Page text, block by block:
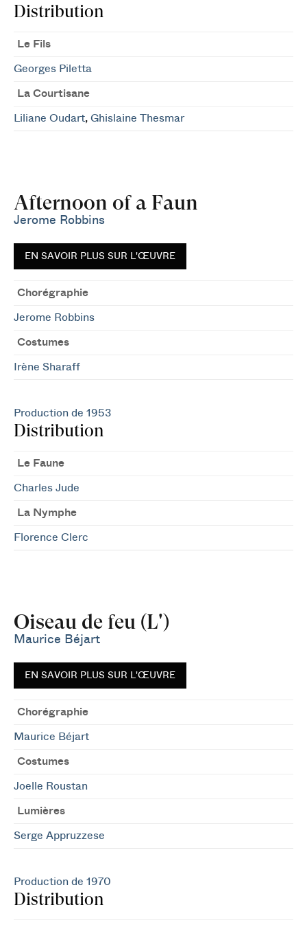
Distribution
Le Fils
Georges Piletta
La Courtisane
Liliane Oudart, Ghislaine Thesmar
Afternoon of a Faun
Jerome Robbins
EN SAVOIR PLUS SUR L'ŒUVRE
Chorégraphie
Jerome Robbins
Costumes
Irène Sharaff
Production de 1953
Distribution
Le Faune
Charles Jude
La Nymphe
Florence Clerc
Oiseau de feu (L')
Maurice Béjart
EN SAVOIR PLUS SUR L'ŒUVRE
Chorégraphie
Maurice Béjart
Costumes
Joelle Roustan
Lumières
Serge Appruzzese
Production de 1970
Distribution